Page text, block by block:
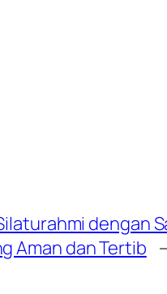
dengan
Aman dan Tertib